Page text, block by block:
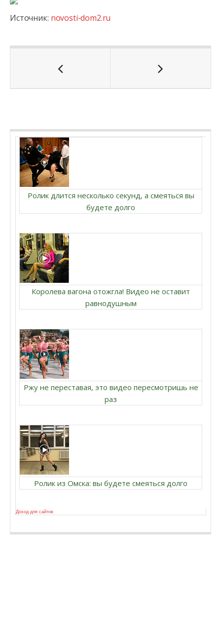
Источник: novosti-dom2.ru
Ролик длится несколько секунд, а смеяться вы
будете долго
Королева вагона отожгла! Видео не оставит
равнодушным
Ржу не переставая, это видео пересмотришь не
раз
Ролик из Омска: вы будете смеяться долго
Доход для сайтов